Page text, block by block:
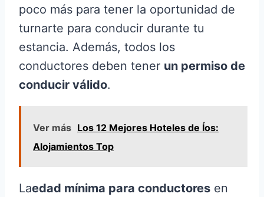
poco más para tener la oportunidad de
turnarte para conducir durante tu
estancia. Además, todos los
conductores deben tener un permiso de
conducir válido.
Ver más Los 12 Mejores Hoteles de Íos:
Alojamientos Top
Laedad mínima para conductores en